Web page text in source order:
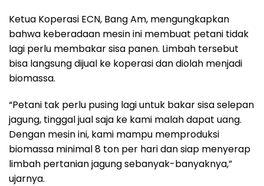
Ketua Koperasi ECN, Bang Am, mengungkapkan
bahwa keberadaan mesin ini membuat petani tidak
lagi perlu membakar sisa panen. Limbah tersebut
bisa langsung dijual ke koperasi dan diolah menjadi
biomassa.
“Petani tak perlu pusing lagi untuk bakar sisa selepan
jagung, tinggal jual saja ke kami malah dapat uang.
Dengan mesin ini, kami mampu memproduksi
biomassa minimal 8 ton per hari dan siap menyerap
limbah pertanian jagung sebanyak-banyaknya,”
ujarnya.